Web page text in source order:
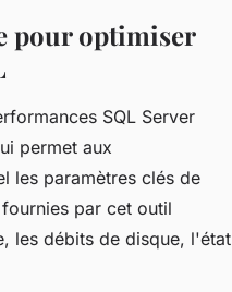
pour optimiser
SQL Server
permet aux
les paramètres clés de
par cet outil
les débits de disque, l'état